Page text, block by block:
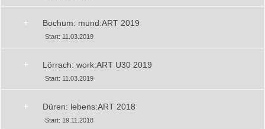
+ Bochum: mund:ART 2019
Start: 11.03.2019
+ Lörrach: work:ART U30 2019
Start: 11.03.2019
+ Düren: lebens:ART 2018
Start: 19.11.2018